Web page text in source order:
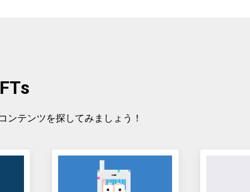
ンテンツを探してみましょう！